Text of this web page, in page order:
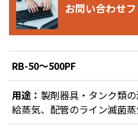
お問い合わせ
RB-50～500PF
用途： 製剤器具・タンク類
給蒸気、配管のライン滅菌